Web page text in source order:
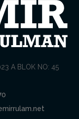
A BLOK NO: 45